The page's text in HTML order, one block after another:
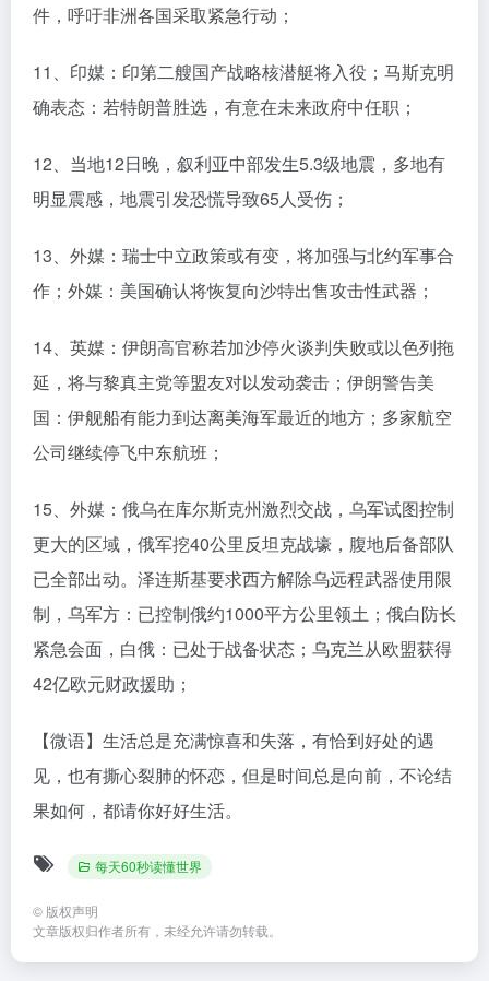
件，呼吁非洲各国采取紧急行动；
11、印媒：印第二艘国产战略核潜艇将入役；马斯克明
确表态：若特朗普胜选，有意在未来政府中任职；
12、当地12日晚，叙利亚中部发生5.3级地震，多地有
明显震感，地震引发恐慌导致65人受伤；
13、外媒：瑞士中立政策或有变，将加强与北约军事合
作；外媒：美国确认将恢复向沙特出售攻击性武器；
14、英媒：伊朗高官称若加沙停火谈判失败或以色列拖
延，将与黎真主党等盟友对以发动袭击；伊朗警告美
国：伊舰船有能力到达离美海军最近的地方；多家航空
公司继续停飞中东航班；
15、外媒：俄乌在库尔斯克州激烈交战，乌军试图控制
更大的区域，俄军挖40公里反坦克战壕，腹地后备部队
已全部出动。泽连斯基要求西方解除乌远程武器使用限
制，乌军方：已控制俄约1000平方公里领土；俄白防长
紧急会面，白俄：已处于战备状态；乌克兰从欧盟获得
42亿欧元财政援助；
【微语】生活总是充满惊喜和失落，有恰到好处的遇
见，也有撕心裂肺的怀恋，但是时间总是向前，不论结
果如何，都请你好好生活。
每天60秒读懂世界
© 版权声明
文章版权归作者所有，未经允许请勿转载。